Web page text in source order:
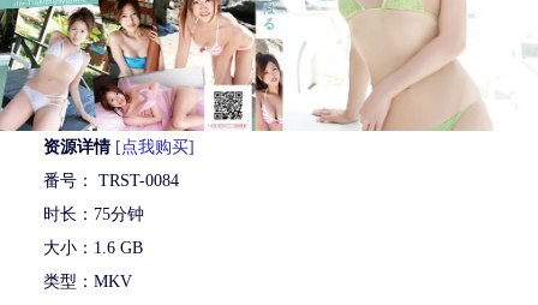
资源详情 [点我购买]
番号： TRST-0084
时长：75分钟
大小：1.6 GB
类型：MKV